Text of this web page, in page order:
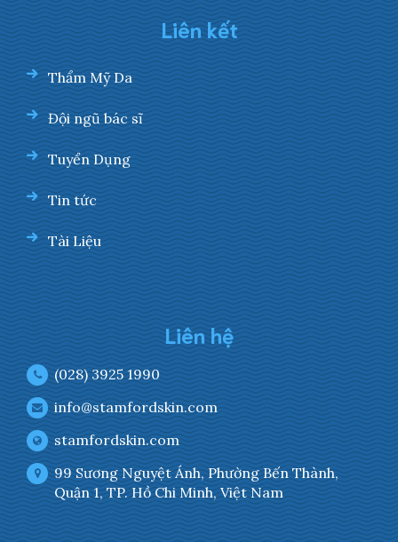
Liên kết
Thẩm Mỹ Da
Đội ngũ bác sĩ
Tuyển Dụng
Tin tức
Tài Liệu
Liên hệ
(028) 3925 1990
info@stamfordskin.com
stamfordskin.com
99 Sương Nguyệt Ánh, Phường Bến Thành,
Quận 1, TP. Hồ Chi Minh, Việt Nam